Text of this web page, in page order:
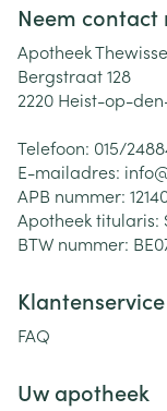
Neem contact
Apotheek
Bergstraat 128
2220 Heist-op-
Telefoon: 015/
E-mailadres:
APB nummer:
Apotheek titularis:
BTW nummer:
Klantenservice
FAQ
Uw apotheek